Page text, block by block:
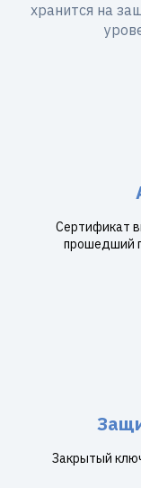
хранится на
Сертификат
прошедший
Закрытый